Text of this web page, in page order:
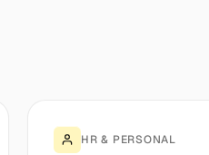
HR & PERSONAL